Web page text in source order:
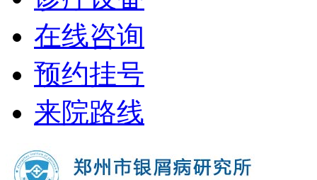
在线咨询
预约挂号
来院路线